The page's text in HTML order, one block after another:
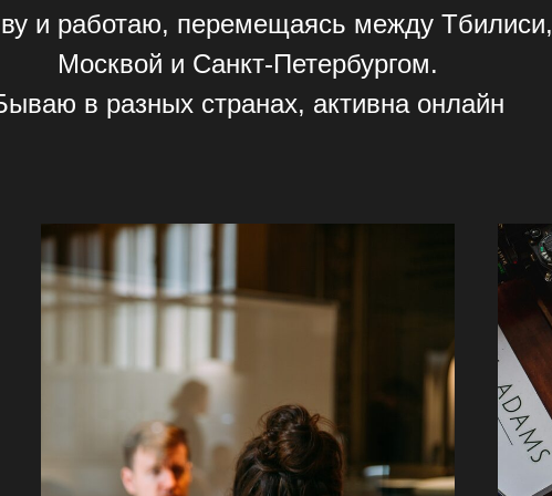
и работаю, перемещаясь между Тбилиси,
Москвой и Санкт-Петербургом.
в разных странах, активна онлайн